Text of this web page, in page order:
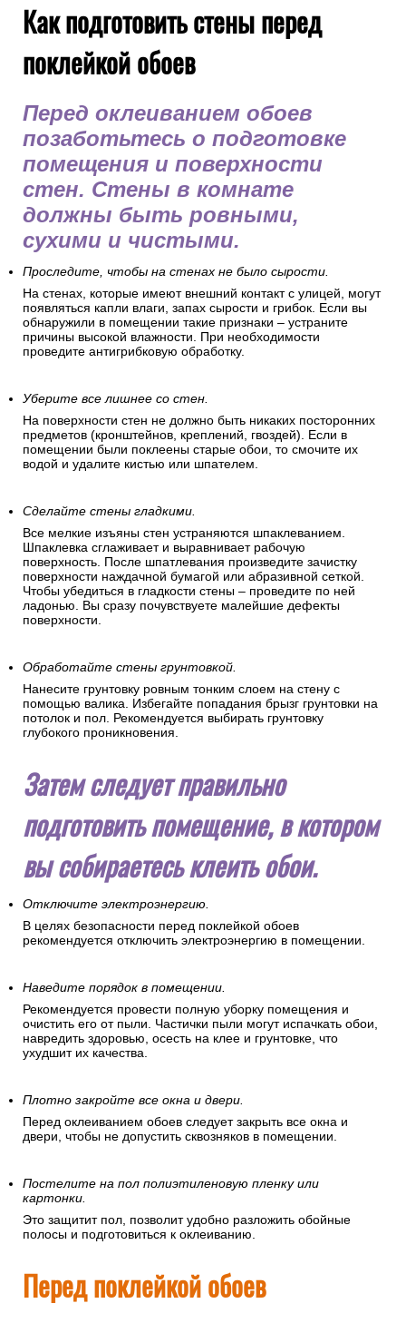
Как подготовить стены перед
поклейкой обоев
Перед оклеиванием обоев
позаботьтесь о подготовке
помещения и поверхности
стен. Стены в комнате
должны быть ровными,
сухими и чистыми.
Проследите, чтобы на стенах не было сырости.
На стенах, которые имеют внешний контакт с улицей, могут
появляться капли влаги, запах сырости и грибок. Если вы
обнаружили в помещении такие признаки – устраните
причины высокой влажности. При необходимости
проведите антигрибковую обработку.
Уберите все лишнее со стен.
На поверхности стен не должно быть никаких посторонних
предметов (кронштейнов, креплений, гвоздей). Если в
помещении были поклеены старые обои, то смочите их
водой и удалите кистью или шпателем.
Сделайте стены гладкими.
Все мелкие изъяны стен устраняются шпаклеванием.
Шпаклевка сглаживает и выравнивает рабочую
поверхность. После шпатлевания произведите зачистку
поверхности наждачной бумагой или абразивной сеткой.
Чтобы убедиться в гладкости стены – проведите по ней
ладонью. Вы сразу почувствуете малейшие дефекты
поверхности.
Обработайте стены грунтовкой.
Нанесите грунтовку ровным тонким слоем на стену с
помощью валика. Избегайте попадания брызг грунтовки на
потолок и пол. Рекомендуется выбирать грунтовку
глубокого проникновения.
Затем следует правильно
подготовить помещение, в котором
вы собираетесь клеить обои.
Отключите электроэнергию.
В целях безопасности перед поклейкой обоев
рекомендуется отключить электроэнергию в помещении.
Наведите порядок в помещении.
Рекомендуется провести полную уборку помещения и
очистить его от пыли. Частички пыли могут испачкать обои,
навредить здоровью, осесть на клее и грунтовке, что
ухудшит их качества.
Плотно закройте все окна и двери.
Перед оклеиванием обоев следует закрыть все окна и
двери, чтобы не допустить сквозняков в помещении.
Постелите на пол полиэтиленовую пленку или
картонки.
Это защитит пол, позволит удобно разложить обойные
полосы и подготовиться к оклеиванию.
Перед поклейкой обоев